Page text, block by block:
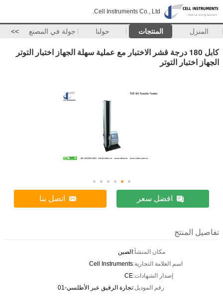
Cell Instruments Co., Ltd.
المنزل المنتجات حولنا جولة في المصنع >>
كابل 180 درجة قشر الاختبار مع عملية سهلة الجهاز اختبار التوتر
الجهاز اختبار التوتر
افضل سعر اتصل بنا
تفاصيل المنتج
مكان المنشأ:الصين
اسم العلامة التجارية:Cell Instruments
إصدار الشهادات:CE
رقم الموديل:تجارة الرقيق عبر الأطلسي-01